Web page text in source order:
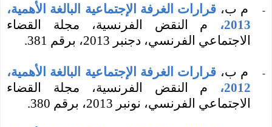
- م ب، قرارات الغرفة الإجتماعية البالغة الأهمية،
2013،
م النقض الفرنسية، مجلة القضاء
الاجتماعي الفرنسي، دجنبر 2013، برقم 381 .
- م ب، قرارات الغرفة الإجتماعية البالغة الأهمية،
2012،
م النقض الفرنسية، مجلة القضاء
الاجتماعي الفرنسي، نونبر 2013، برقم 380 .